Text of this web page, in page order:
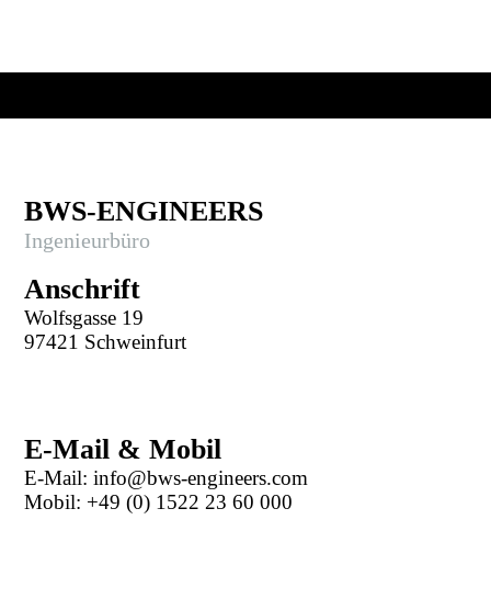
BWS-ENGINEERS
Ingenieurbüro
Anschrift
Wolfsgasse 19
97421 Schweinfurt
E-Mail & Mobil
E-Mail: info@bws-engineers.com
Mobil: +49 (0) 1522 23 60 000